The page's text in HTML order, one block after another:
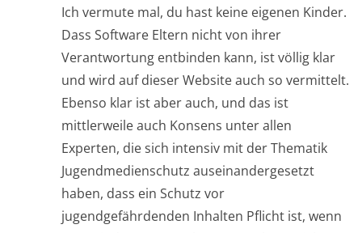
Ich vermute mal, du hast keine eigenen Kinder.
Dass Software Eltern nicht von ihrer
Verantwortung entbinden kann, ist völlig klar
und wird auf dieser Website auch so vermittelt.
Ebenso klar ist aber auch, und das ist
mittlerweile auch Konsens unter allen
Experten, die sich intensiv mit der Thematik
Jugendmedienschutz auseinandergesetzt
haben, dass ein Schutz vor
jugendgefährdenden Inhalten Pflicht ist, wenn